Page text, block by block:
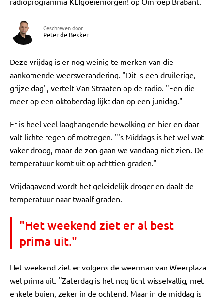
Geschreven door
Peter de Bekker
Deze vrijdag is er nog weinig te merken van die
aankomende weersverandering. "Dit is een druilerige,
grijze dag", vertelt Van Straaten op de radio. "Een die
meer op een oktoberdag lijkt dan op een junidag."
Er is heel veel laaghangende bewolking en hier en daar
valt lichte regen of motregen. "'s Middags is het wel wat
vaker droog, maar de zon gaan we vandaag niet zien. De
temperatuur komt uit op achttien graden."
Vrijdagavond wordt het geleidelijk droger en daalt de
temperatuur naar twaalf graden.
"Het weekend ziet er al best
prima uit."
Het weekend ziet er volgens de weerman van Weerplaza
wel prima uit. "Zaterdag is het nog licht wisselvallig, met
enkele buien, zeker in de ochtend. Maar in de middag is